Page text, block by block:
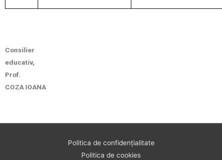
Consilier
educativ,
Prof.
COZA IOANA
Politica de confidențialitate
Politica de cookies